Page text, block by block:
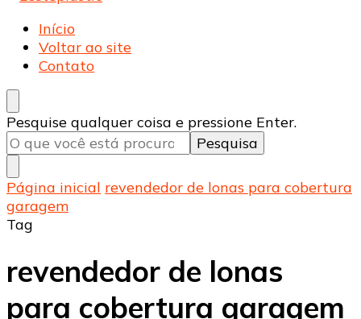
Lesteplastic
Blog – Lesteplastic
Lesteplastic
Blog – Lesteplastic
Início
Voltar ao site
Contato
Procurando
algo?
Pesquise qualquer coisa e pressione Enter.
Página inicial revendedor de lonas para cobertura
garagem
Tag
revendedor de lonas
para cobertura garagem